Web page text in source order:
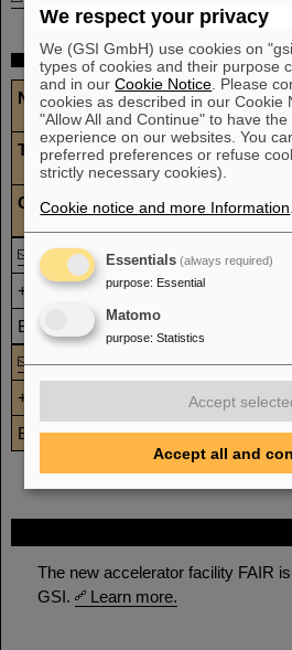
The new accelerator facility FAIR
GSI.
Learn more.
Mitarbeitende
Name
Telefon
Ort
Eva Knor
+49-6159-71-1345
BK1 2.012
Bettina Sommer
+49-6159-71-3223
BK1 2.012
We respect your privacy
We (GSI GmbH) use cookies on
types of cookies and their purpose
and in ourCookie Notice . Please
cookies as described in our Cookie
"Allow All and Continue" to have
experience on our websites. You
preferred preferences or refuse
strictly necessary cookies).
Cookie notice and more Information
Essentials (always required)
purpose: Essential
Matomo
purpose: Statistics
Accept
Accept all and